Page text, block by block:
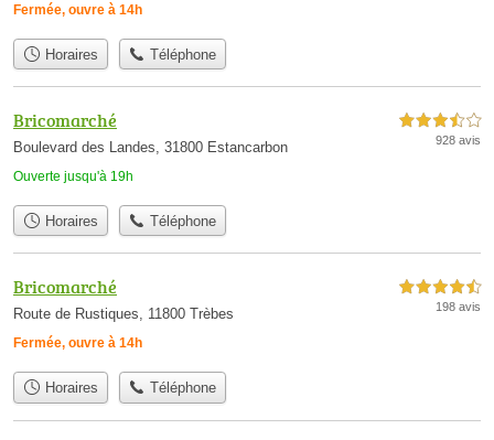
Fermée, ouvre à 14h
Horaires Téléphone
Bricomarché
Boulevard des Landes, 31800 Estancarbon
Ouverte jusqu'à 19h
3,5 étoiles sur 5
928 avis
Horaires Téléphone
Bricomarché
Route de Rustiques, 11800 Trèbes
Fermée, ouvre à 14h
4,5 étoiles sur 5
198 avis
Horaires Téléphone